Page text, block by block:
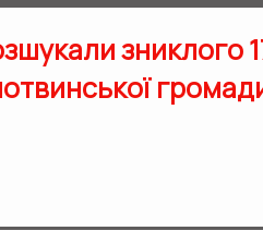
зниклого